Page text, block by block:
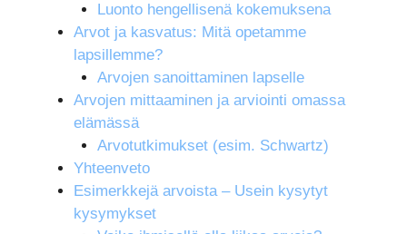
Luonto hengellisenä kokemuksena
Arvot ja kasvatus: Mitä opetamme
lapsillemme?
Arvojen sanoittaminen lapselle
Arvojen mittaaminen ja arviointi omassa
elämässä
Arvotutkimukset (esim. Schwartz)
Yhteenveto
Esimerkkejä arvoista – Usein kysytyt
kysymykset